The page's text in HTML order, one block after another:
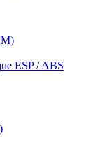
ESP / ABS